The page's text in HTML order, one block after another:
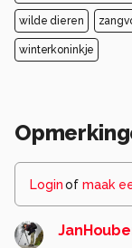
wilde dieren
winterkoninkje
Loginof maak